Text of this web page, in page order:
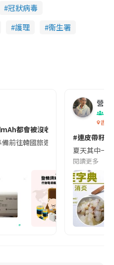
冠狀病毒
護理
衞生署
都會被沒收😱出發前切記檢查
備前往韓國旅遊的民眾，近期要
營養
香港
#連皮帶籽
夏天其中一
閱讀更多